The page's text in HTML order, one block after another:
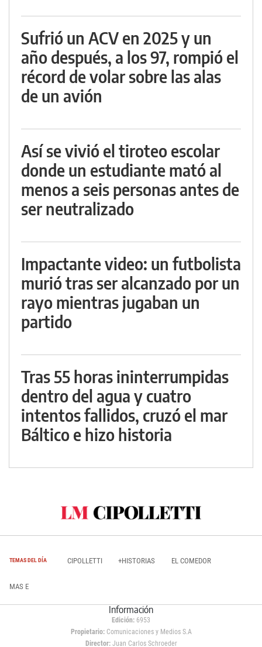
Sufrió un ACV en 2025 y un
año después, a los 97, rompió el
récord de volar sobre las alas
de un avión
Así se vivió el tiroteo escolar
donde un estudiante mató al
menos a seis personas antes de
ser neutralizado
Impactante video: un futbolista
murió tras ser alcanzado por un
rayo mientras jugaban un
partido
Tras 55 horas ininterrumpidas
dentro del agua y cuatro
intentos fallidos, cruzó el mar
Báltico e hizo historia
TEMAS DEL DÍA CIPOLLETTI +HISTORIAS EL COMEDOR
MAS E
Información
Edición: 6953
Propietario:Comunicaciones y Medios S.A
Director: Juan Carlos Schroeder